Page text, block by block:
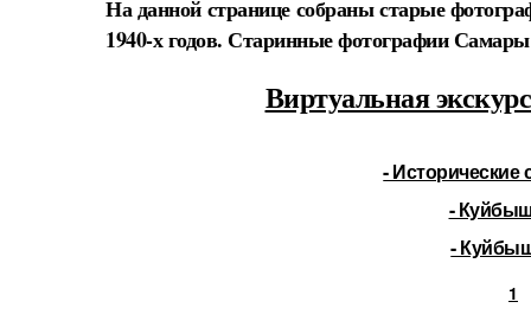
На данной странице собраны старые
1940-х годов. Старинные фотографии
Виртуальная
- Исторические
-
-
1